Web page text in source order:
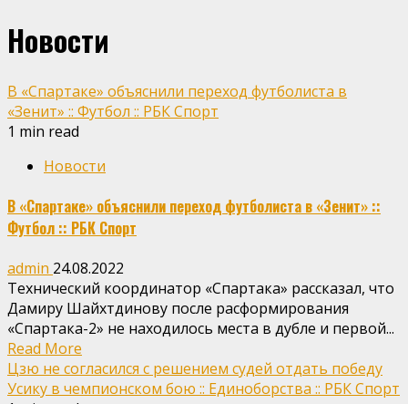
Новости
В «Спартаке» объяснили переход футболиста в
«Зенит» :: Футбол :: РБК Спорт
1 min read
Новости
В «Спартаке» объяснили переход футболиста в «Зенит» ::
Футбол :: РБК Спорт
admin 24.08.2022
Технический координатор «Спартака» рассказал, что
Дамиру Шайхтдинову после расформирования
«Спартака-2» не находилось места в дубле и первой...
Read More
Цзю не согласился с решением судей отдать победу
Усику в чемпионском бою :: Единоборства :: РБК Спорт